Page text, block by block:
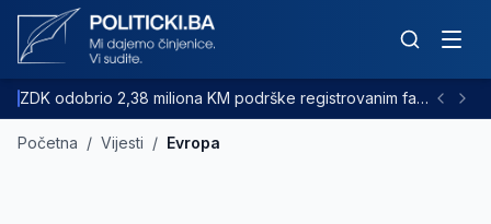
ZDK odobrio 2,38 miliona KM podrške registrovanim farmama goveda
Početna / Vijesti / Evropa